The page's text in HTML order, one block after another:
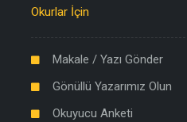
Okurlar İçin
Makale / Yazı Gönder
Gönüllü Yazarımız Olun
Okuyucu Anketi